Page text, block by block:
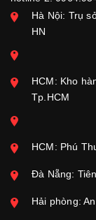
Hà Nội: Trụ
HN
HCM: Kho
Tp.HCM
HCM: Phú
Đà Nẵng:
Hải phòng: